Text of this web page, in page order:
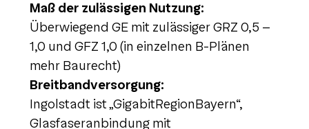
Maß der zulässigen Nutzung:
Überwiegend GE mit zulässiger GRZ 0,5 –
1,0 und GFZ 1,0 (in einzelnen B-Plänen
mehr Baurecht)
Breitbandversorgung:
Ingolstadt ist „GigabitRegionBayern“,
Glasfaseranbindung mit